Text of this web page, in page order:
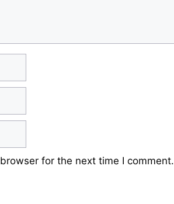
for the next time I comment.